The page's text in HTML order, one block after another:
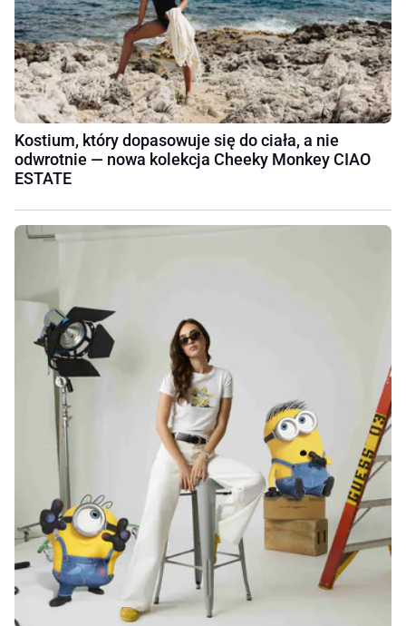
Kostium, który dopasowuje się do ciała, a nie
odwrotnie — nowa kolekcja Cheeky Monkey CIAO
ESTATE